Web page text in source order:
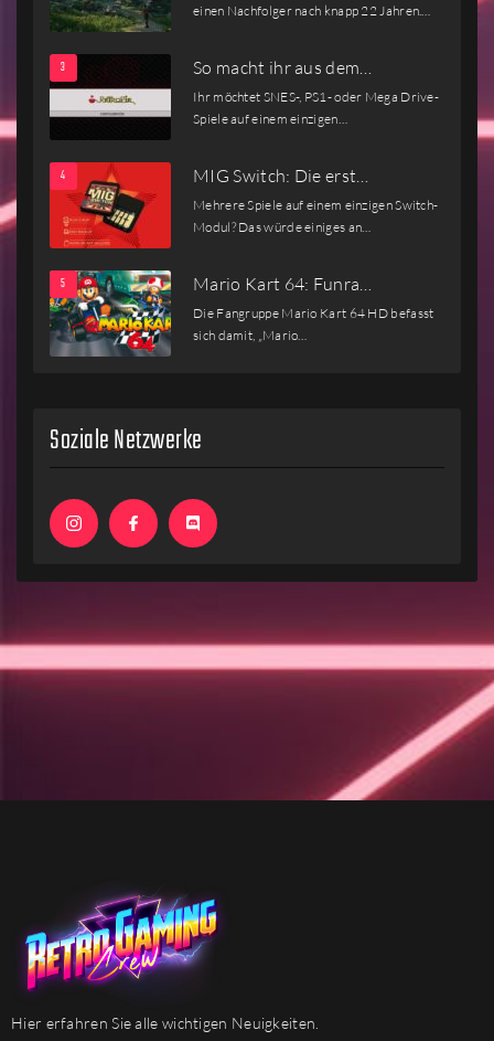
einen Nachfolger nach knapp 22 Jahren.…
So macht ihr aus dem…
Ihr möchtet SNES-, PS1- oder Mega Drive-
Spiele auf einem einzigen…
MIG Switch: Die erst…
Mehrere Spiele auf einem einzigen Switch-
Modul? Das würde einiges an…
Mario Kart 64: Funra…
Die Fangruppe Mario Kart 64 HD befasst
sich damit, „Mario…
Soziale Netzwerke
Hier erfahren Sie alle wichtigen Neuigkeiten.